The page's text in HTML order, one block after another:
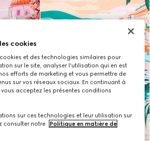
cookies
et des technologies similaires pour
sur le site, analyser l'utilisation qui en est
efforts de marketing et vous permettre de
sur vos réseaux sociaux. En continuant à
acceptez les présentes conditions
sur ces technologies et leur utilisation sur
consulter notre
Politique en matière de